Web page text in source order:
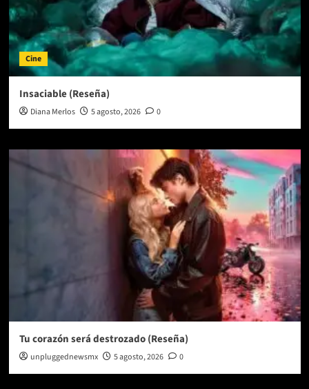
Cine
Insaciable (Reseña)
Diana Merlos 5 agosto, 2026 0
Tu corazón será destrozado (Reseña)
unpluggednewsmx 5 agosto, 2026 0